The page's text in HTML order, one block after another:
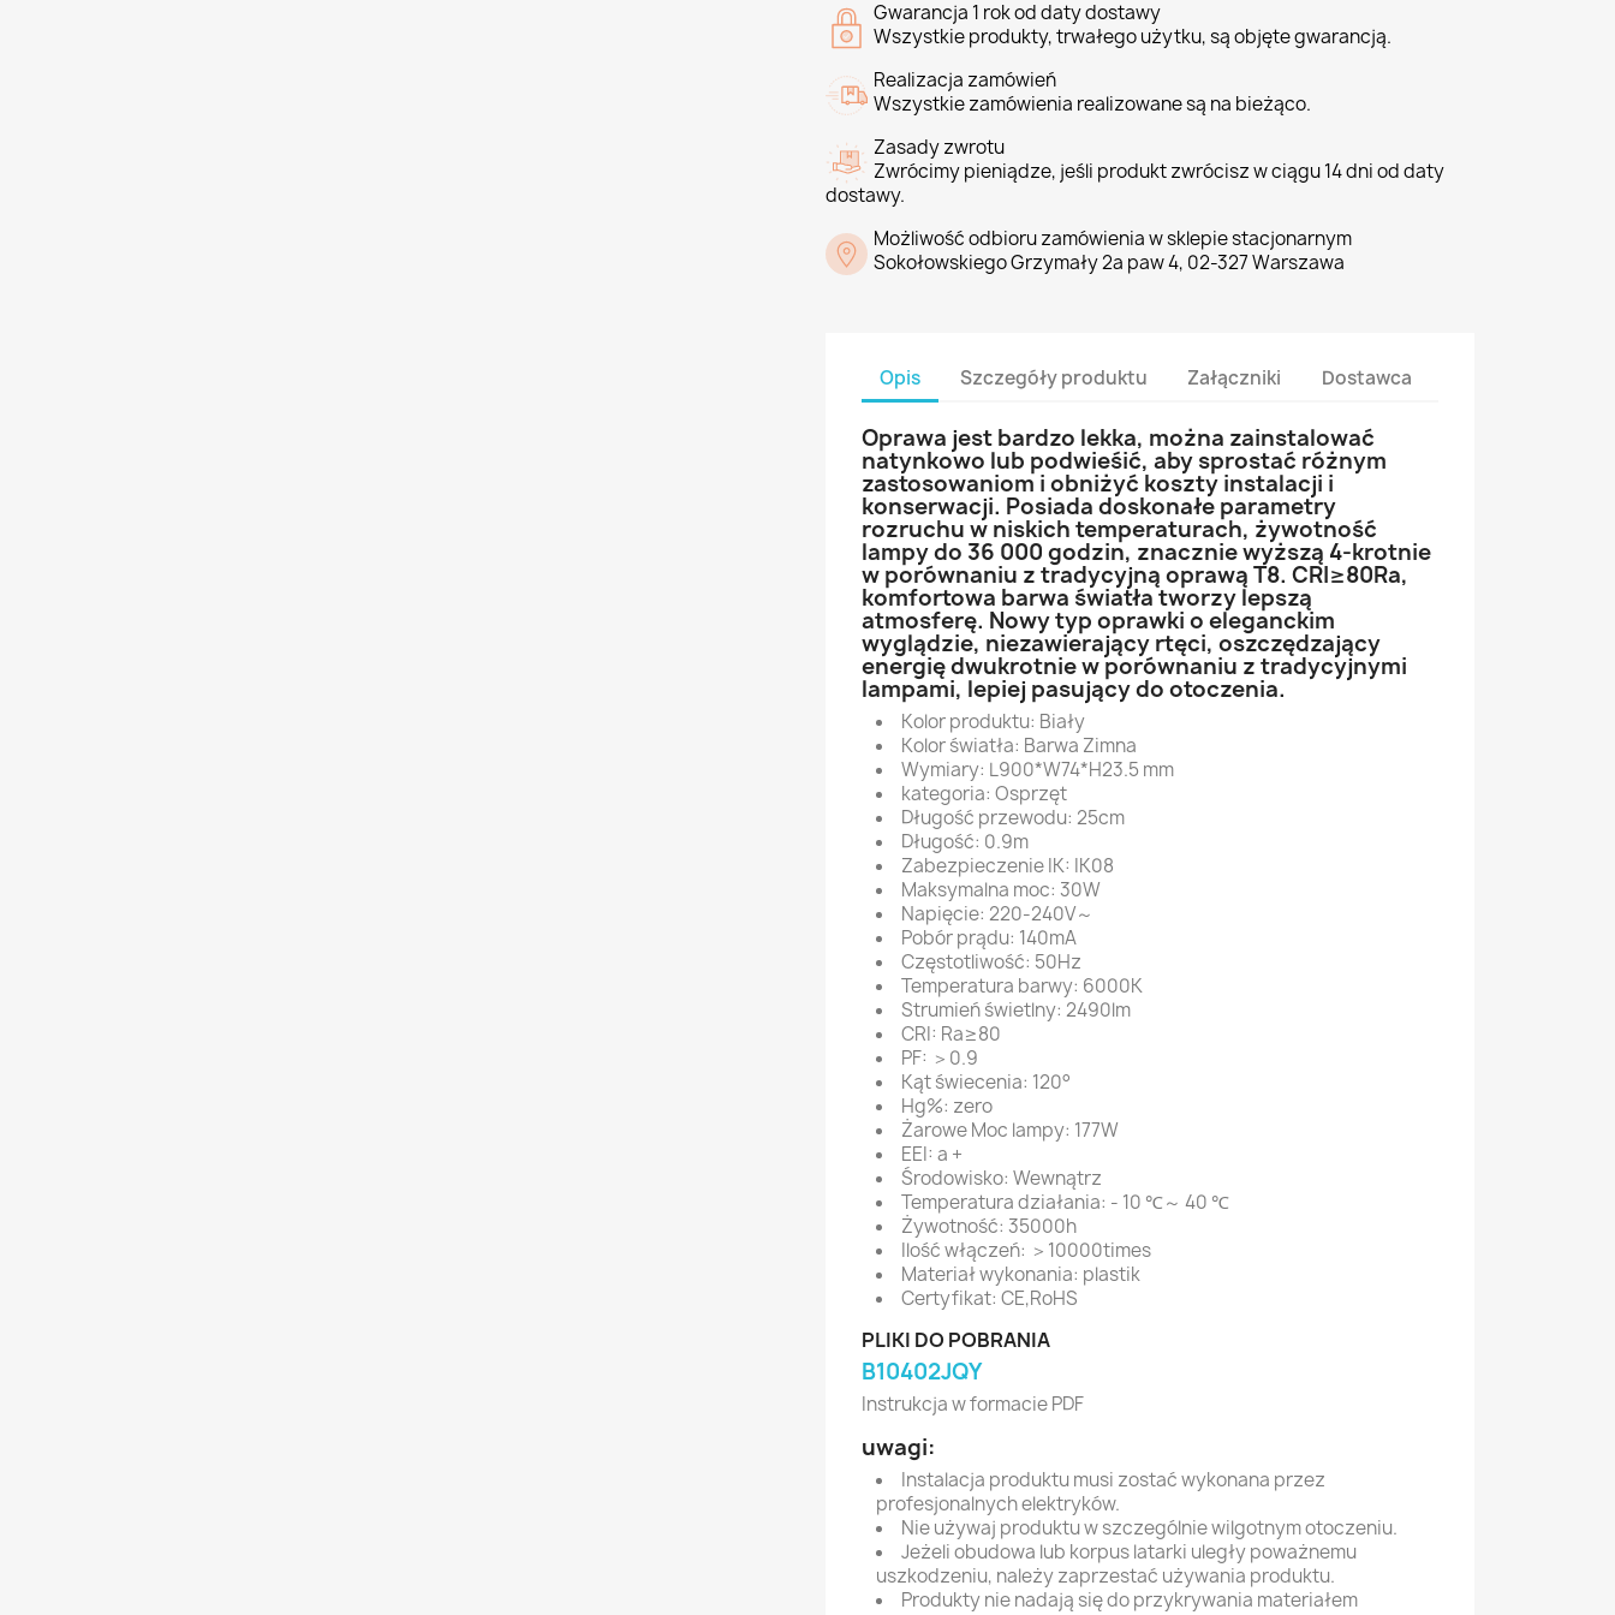
Gwarancja 1 rok od daty dostawy
Wszystkie produkty, trwałego użytku, są objęte gwarancją.
Realizacja zamówień
Wszystkie zamówienia realizowane są na bieżąco.
Zasady zwrotu
Zwrócimy pieniądze, jeśli produkt zwrócisz w ciągu 14 dni od daty
dostawy.
Możliwość odbioru zamówienia w sklepie stacjonarnym
Sokołowskiego Grzymały 2a paw 4, 02-327 Warszawa
Opis Szczegóły produktu Załączniki Dostawca
Oprawa jest bardzo lekka, można zainstalować
natynkowo lub podwieśić, aby sprostać różnym
zastosowaniom i obniżyć koszty instalacji i
konserwacji. Posiada doskonałe parametry
rozruchu w niskich temperaturach, żywotność
lampy do 36 000 godzin, znacznie wyższą 4-krotnie
w porównaniu z tradycyjną oprawą T8. CRI≥80Ra,
komfortowa barwa światła tworzy lepszą
atmosferę. Nowy typ oprawki o eleganckim
wyglądzie, niezawierający rtęci, oszczędzający
energię dwukrotnie w porównaniu z tradycyjnymi
lampami, lepiej pasujący do otoczenia.
Kolor produktu: Biały
Kolor światła: Barwa Zimna
Wymiary: L900*W74*H23.5 mm
kategoria: Osprzęt
Długość przewodu: 25cm
Długość: 0.9m
Zabezpieczenie IK: IK08
Maksymalna moc: 30W
Napięcie: 220-240V～
Pobór prądu: 140mA
Częstotliwość: 50Hz
Temperatura barwy: 6000K
Strumień świetlny: 2490lm
CRI: Ra≥80
PF: ＞0.9
Kąt świecenia: 120°
Hg%: zero
Żarowe Moc lampy: 177W
EEI: a +
Środowisko: Wewnątrz
Temperatura działania: - 10 ℃～ 40 ℃
Żywotność: 35000h
Ilość włączeń: ＞10000times
Materiał wykonania: plastik
Certyfikat: CE,RoHS
PLIKI DO POBRANIA
B10402JQY
Instrukcja w formacie PDF
uwagi:
Instalacja produktu musi zostać wykonana przez
profesjonalnych elektryków.
Nie używaj produktu w szczególnie wilgotnym otoczeniu.
Jeżeli obudowa lub korpus latarki uległy poważnemu
uszkodzeniu, należy zaprzestać używania produktu.
Produkty nie nadają się do przykrywania materiałem